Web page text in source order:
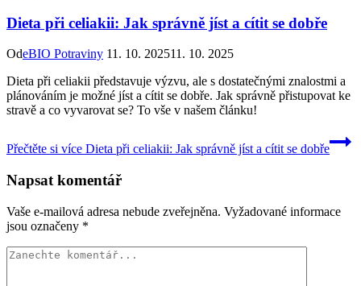
Dieta při celiakii: Jak správně jíst a cítit se dobře
OdeBIO Potraviny 11. 10. 202511. 10. 2025
Dieta při celiakii představuje výzvu, ale s dostatečnými znalostmi a
plánováním je možné jíst a cítit se dobře. Jak správně přistupovat ke
stravě a co vyvarovat se? To vše v našem článku!
Přečtěte si více Dieta při celiakii: Jak správně jíst a cítit se dobře
Napsat komentář
Vaše e-mailová adresa nebude zveřejněna. Vyžadované informace
jsou označeny *